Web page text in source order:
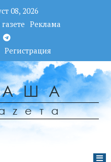
08, 2026
Реклама
Регистрация